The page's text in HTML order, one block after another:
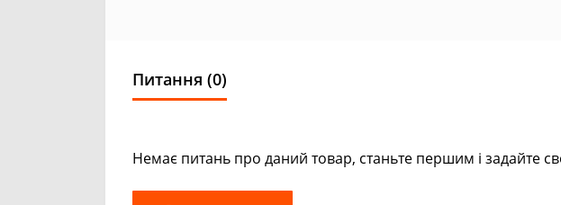
Питання (0)
Немає питань про даний товар, станьте першим і задайте